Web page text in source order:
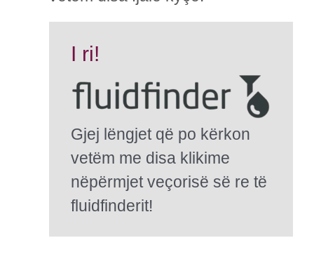
I ri!
Gjej lëngjet që po kërkon
vetëm me disa klikime
nëpërmjet veçorisë së re të
fluidfinderit!